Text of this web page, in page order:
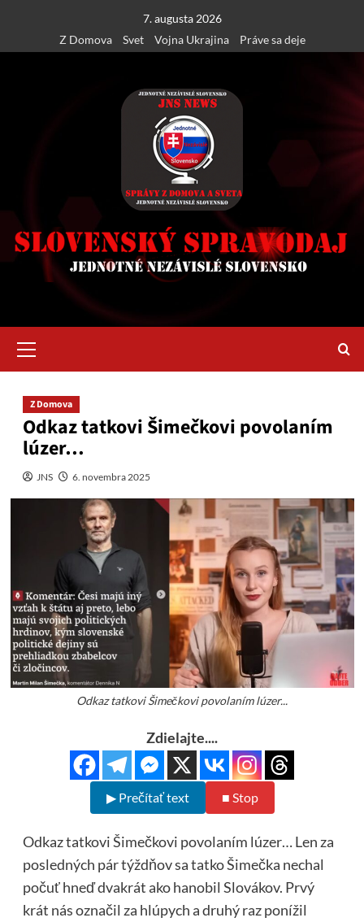
content
7. augusta 2026
Z Domova
Svet Vojna Ukrajina Práve sa deje
Menu
Z Domova
Odkaz tatkovi Šimečkovi povolaním
lúzer…
JNS 6. novembra 2025
Odkaz tatkovi Šimečkovi povolaním lúzer...
Zdielajte....
▶ Prečítať text ■ Stop
Odkaz tatkovi Šimečkovi povolaním lúzer… Len za
posledných pár týždňov sa tatko Šimečka nechal
počuť hneď dvakrát ako hanobil Slovákov. Prvý
krát nás označil za hlúpych a druhý raz ponížil